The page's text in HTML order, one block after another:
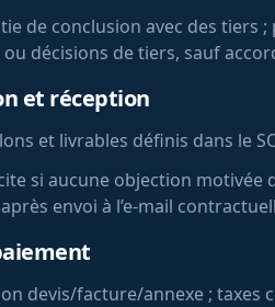
de conclusion avec des tiers
décisions de tiers, sauf
et réception
et livrables définis dans le
si aucune objection motivée
envoi à l’e-mail
devis/facture/annexe ; taxes